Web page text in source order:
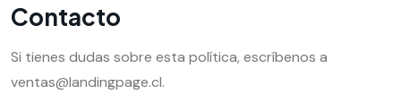
Contacto
Si tienes dudas sobre esta política, escríbenos a
ventas@landingpage.cl.